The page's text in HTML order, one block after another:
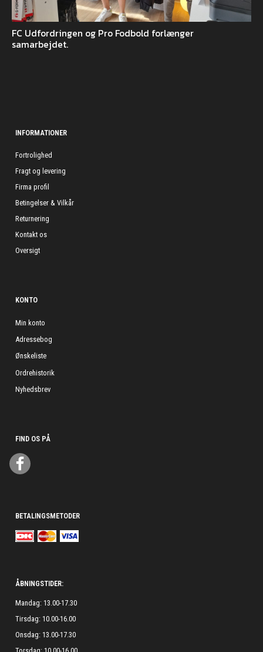
FC Udfordringen og Pro Fodbold forlænger
samarbejdet.
INFORMATIONER
Fortrolighed
Fragt og levering
Firma profil
Betingelser & Vilkår
Returnering
Kontakt os
Oversigt
KONTO
Min konto
Adressebog
Ønskeliste
Ordrehistorik
Nyhedsbrev
FIND OS PÅ
BETALINGSMETODER
ÅBNINGSTIDER:
Mandag: 13.00-17.30
Tirsdag: 10.00-16.00
Onsdag: 13.00-17.30